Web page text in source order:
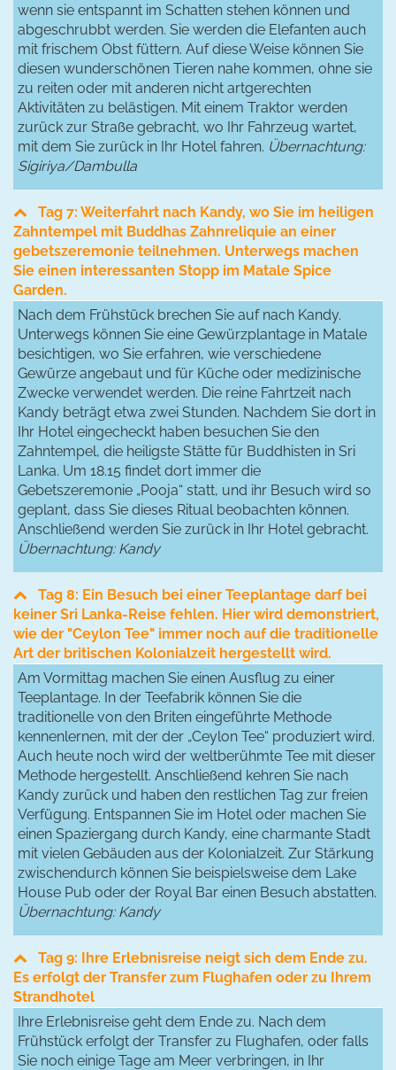
wenn sie entspannt im Schatten stehen können und
abgeschrubbt werden. Sie werden die Elefanten auch
mit frischem Obst füttern. Auf diese Weise können Sie
diesen wunderschönen Tieren nahe kommen, ohne sie
zu reiten oder mit anderen nicht artgerechten
Aktivitäten zu belästigen. Mit einem Traktor werden
zurück zur Straße gebracht, wo Ihr Fahrzeug wartet,
mit dem Sie zurück in Ihr Hotel fahren. Übernachtung:
Sigiriya/Dambulla
Tag 7: Weiterfahrt nach Kandy, wo Sie im heiligen
Zahntempel mit Buddhas Zahnreliquie an einer
gebetszeremonie teilnehmen. Unterwegs machen
Sie einen interessanten Stopp im Matale Spice
Garden.
Nach dem Frühstück brechen Sie auf nach Kandy.
Unterwegs können Sie eine Gewürzplantage in Matale
besichtigen, wo Sie erfahren, wie verschiedene
Gewürze angebaut und für Küche oder medizinische
Zwecke verwendet werden. Die reine Fahrtzeit nach
Kandy beträgt etwa zwei Stunden. Nachdem Sie dort in
Ihr Hotel eingecheckt haben besuchen Sie den
Zahntempel, die heiligste Stätte für Buddhisten in Sri
Lanka. Um 18.15 findet dort immer die
Gebetszeremonie „Pooja“ statt, und ihr Besuch wird so
geplant, dass Sie dieses Ritual beobachten können.
Anschließend werden Sie zurück in Ihr Hotel gebracht.
Übernachtung: Kandy
Tag 8: Ein Besuch bei einer Teeplantage darf bei
keiner Sri Lanka-Reise fehlen. Hier wird demonstriert,
wie der "Ceylon Tee" immer noch auf die traditionelle
Art der britischen Kolonialzeit hergestellt wird.
Am Vormittag machen Sie einen Ausflug zu einer
Teeplantage. In der Teefabrik können Sie die
traditionelle von den Briten eingeführte Methode
kennenlernen, mit der der „Ceylon Tee“ produziert wird.
Auch heute noch wird der weltberühmte Tee mit dieser
Methode hergestellt. Anschließend kehren Sie nach
Kandy zurück und haben den restlichen Tag zur freien
Verfügung. Entspannen Sie im Hotel oder machen Sie
einen Spaziergang durch Kandy, eine charmante Stadt
mit vielen Gebäuden aus der Kolonialzeit. Zur Stärkung
zwischendurch können Sie beispielsweise dem Lake
House Pub oder der Royal Bar einen Besuch abstatten.
Übernachtung: Kandy
Tag 9: Ihre Erlebnisreise neigt sich dem Ende zu.
Es erfolgt der Transfer zum Flughafen oder zu Ihrem
Strandhotel
Ihre Erlebnisreise geht dem Ende zu. Nach dem
Frühstück erfolgt der Transfer zu Flughafen, oder falls
Sie noch einige Tage am Meer verbringen, in Ihr